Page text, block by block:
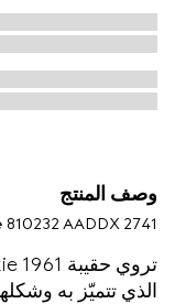
وصف المنتج
‎810232 AADDX 2741
الذي تتميّز به